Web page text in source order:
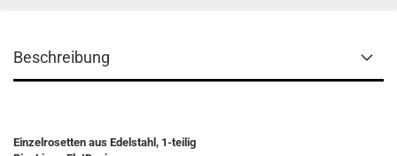
Beschreibung
Einzelrosetten aus Edelstahl, 1-teilig